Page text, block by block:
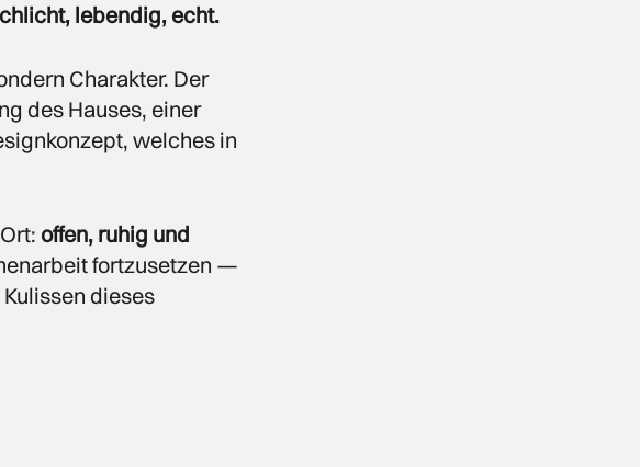
lebendig, echt.
Charakter. Der
des Hauses, einer
welches in
offen, ruhig und
fortzusetzen —
dieses